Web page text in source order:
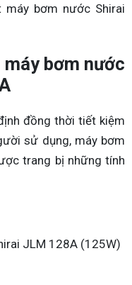
bơm nước Shirai
bơm nước
đồng thời tiết kiệm
sử dụng, máy bơm
trang bị những tính
JLM 128A (125W)